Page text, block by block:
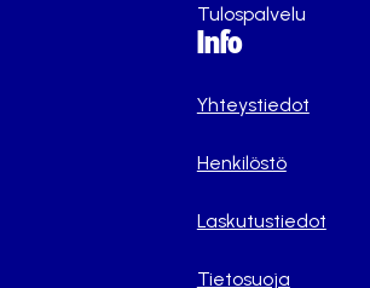
Tulospalvelu
Info
Yhteystiedot
Henkilöstö
Laskutustiedot
Tietosuoja